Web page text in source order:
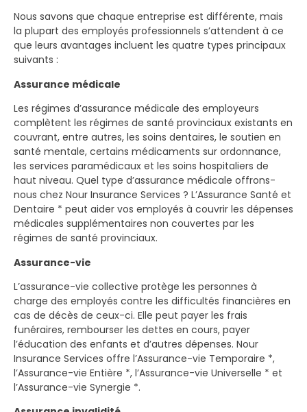
Nous savons que chaque entreprise est différente, mais
la plupart des employés professionnels s’attendent à ce
que leurs avantages incluent les quatre types principaux
suivants :
Assurance médicale
Les régimes d’assurance médicale des employeurs
complètent les régimes de santé provinciaux existants en
couvrant, entre autres, les soins dentaires, le soutien en
santé mentale, certains médicaments sur ordonnance,
les services paramédicaux et les soins hospitaliers de
haut niveau. Quel type d’assurance médicale offrons-
nous chez Nour Insurance Services ? L’Assurance Santé et
Dentaire * peut aider vos employés à couvrir les dépenses
médicales supplémentaires non couvertes par les
régimes de santé provinciaux.
Assurance-vie
L’assurance-vie collective protège les personnes à
charge des employés contre les difficultés financières en
cas de décès de ceux-ci. Elle peut payer les frais
funéraires, rembourser les dettes en cours, payer
l’éducation des enfants et d’autres dépenses. Nour
Insurance Services offre l’Assurance-vie Temporaire *,
l’Assurance-vie Entière *, l’Assurance-vie Universelle * et
l’Assurance-vie Synergie *.